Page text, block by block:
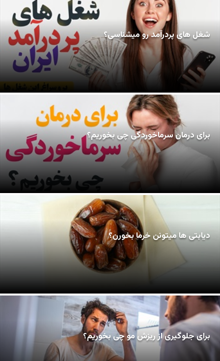
شغل های پردرآمد رو میشناسی؟
برای درمان سرماخوردگی چی بخوریم؟
دیابتی ها میتونن خرما بخورن؟
برای جلوگیری از ریزش مو چی بخوریم؟